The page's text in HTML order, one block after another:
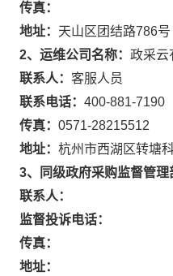
传真：
地址： 天山区团结路786号
2、运维公司名称： 政采云
联系人： 客服人员
联系电话： 400-881-7190
传真： 0571-28215512
地址： 杭州市西湖区转塘
3、同级政府采购监督管理
联系人：
监督投诉电话：
传真：
地址：